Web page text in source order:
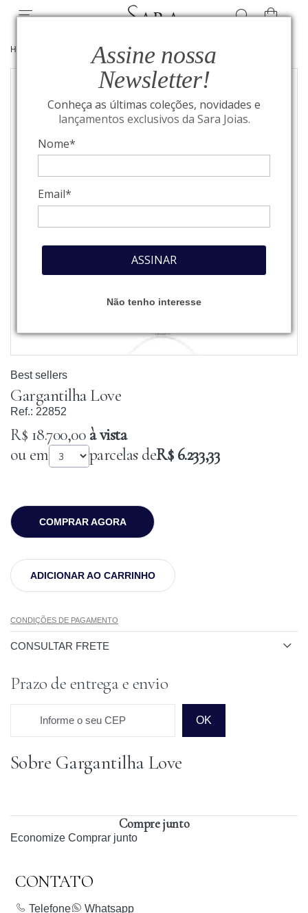
Assine nossa
Newsletter!
Conheça as últimas coleções, novidades e
lançamentos exclusivos da Sara Joias.
Nome*
Email*
ASSINAR
Não tenho interesse
HOME BEST SELLERS
Best sellers
Gargantilha Love
Ref.: 22852
R$ 18.700,00à vista
ou em
parcelas deR$ 6.233,33
COMPRAR AGORA
ADICIONAR AO CARRINHO
CONDIÇÕES DE PAGAMENTO
CONSULTAR FRETE
Prazo de entrega e envio
Informe o seu CEP OK
Prazo para o CEP
Sobre Gargantilha Love
Compre junto
Economize Comprar junto
CONTATO
Telefone
Whatsapp